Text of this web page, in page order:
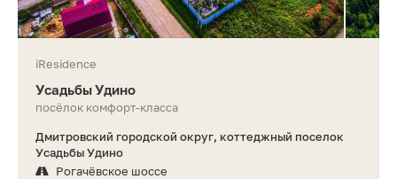
iResidence
Усадьбы Удино
посёлок комфорт-класса
Дмитровский городской округ, коттеджный поселок
Усадьбы Удино
Рогачёвское шоссе